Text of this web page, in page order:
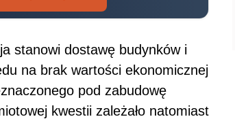
stanowi dostawę budynków i
na brak wartości ekonomicznej
pod zabudowę
kwestii zależało natomiast